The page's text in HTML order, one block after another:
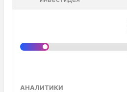
АНАЛИТИКИ